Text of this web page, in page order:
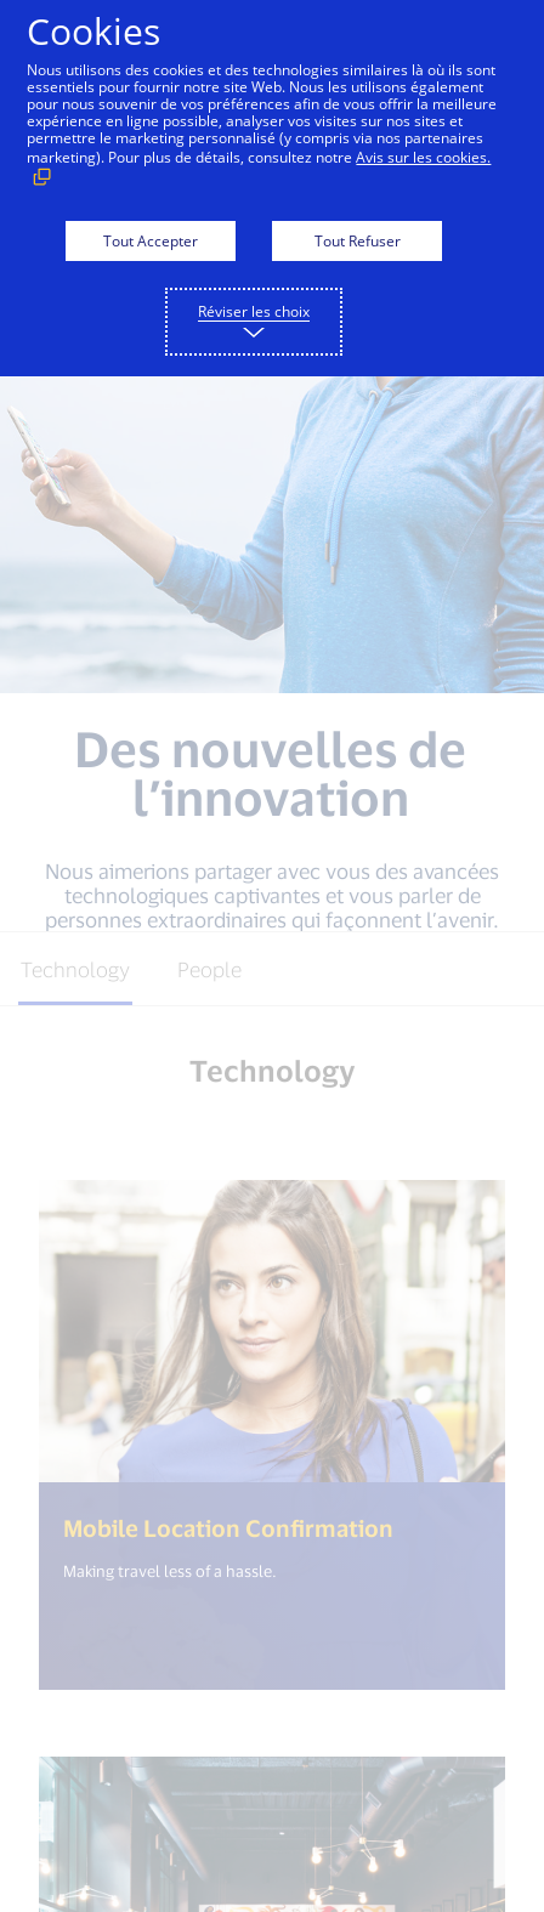
One Market Center Inside Innovation City
Des nouvelles de
l’innovation
Nous aimerions partager avec vous des avancées
technologiques captivantes et vous parler de
personnes extraordinaires qui façonnent l’avenir.
Technology People
Technology
Mobile Location Confirmation
Making travel less of a hassle.
Cookies
Nous utilisons des cookies et des technologies similaires là où ils sont
essentiels pour fournir notre site Web. Nous les utilisons également
pour nous souvenir de vos préférences afin de vous offrir la meilleure
expérience en ligne possible, analyser vos visites sur nos sites et
permettre le marketing personnalisé (y compris via nos partenaires
marketing). Pour plus de détails, consultez notreAvis sur les cookies.
Tout Accepter Tout Refuser
Réviser les choix